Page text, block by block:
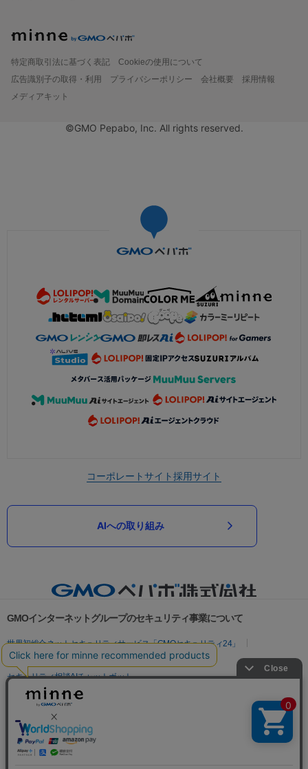
特定商取引法に基づく表記
Cookieの使用について
広告識別子の取得・利用
プライバシーポリシー 会社概要
採用情報
メディアキット
©GMO Pepabo, Inc. All rights reserved.
コーポレートサイト採用サイト
AIへの取り組み
GMOインターネットグループのセキュリティ事業について
世界初総合ネットセキュリティサービス「GMOセキュリティ24」
パスワード漏洩診断
Webサイトリスク診断
セキュリティ相談AIチャットボット
実在証明・盗聴対策
サイバー攻撃対策（GMO Flatt Security）
セキュリティ事業の軌跡